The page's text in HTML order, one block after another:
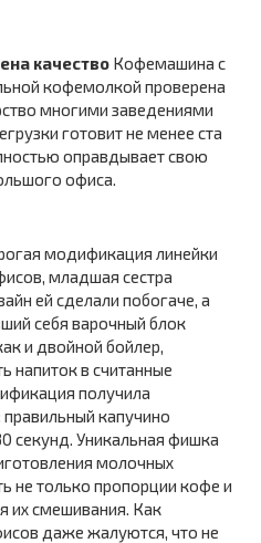
качество Кофемашина с
кофемолкой проверена
многими заведениями
готовит не менее ста
оправдывает свою
офиса.
модификация линейки
младшая сестра
ей сделали побогаче, а
себя варочный блок
и двойной бойлер,
напиток в считанные
получила
капучино
секунд. Уникальная фишка
молочных
не только пропорции кофе и
их смешивания. Как
даже жалуются, что не